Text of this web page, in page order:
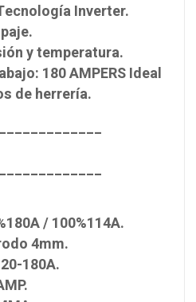
Inverter.
y temperatura.
180 AMPERS Ideal
de herrería.
/ 100%114A.
4mm.
180A.